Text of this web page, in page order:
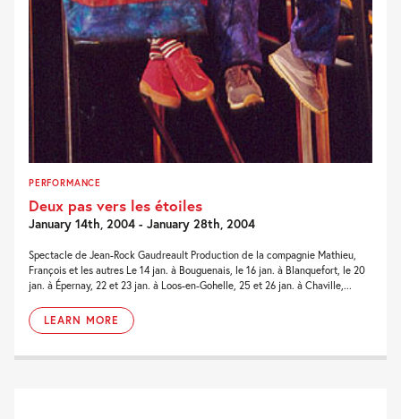
PERFORMANCE
Deux pas vers les étoiles
January 14th, 2004 - January 28th, 2004
Spectacle de Jean-Rock Gaudreault Production de la compagnie Mathieu,
François et les autres Le 14 jan. à Bouguenais, le 16 jan. à Blanquefort, le 20
jan. à Épernay, 22 et 23 jan. à Loos-en-Gohelle, 25 et 26 jan. à Chaville,...
LEARN MORE